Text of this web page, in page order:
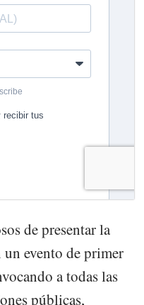
de presentar la
evento de primer
a todas las
públicas,